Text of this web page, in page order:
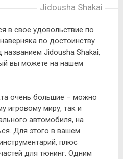
Jidousha Shakai
в свое удовольствие по
по достоинству
Jidousha Shakai,
вы можете на нашем
очень большие – можно
игровому миру, так и
автомобиля, на
Для этого в вашем
плюс
для тюнинг. Одним